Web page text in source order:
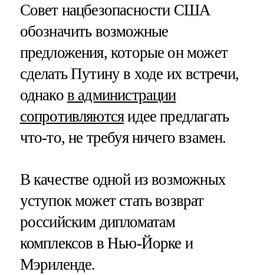
Совет нацбезопасности США
обозначить возможные
предложения, которые он может
сделать Путину в ходе их встречи,
однако в администрации
сопротивляютсяидее предлагать
что-то, не требуя ничего взамен.
В качестве одной из возможных
уступок может стать возврат
российским дипломатам
комплексов в Нью-Йорке и
Мэриленде.